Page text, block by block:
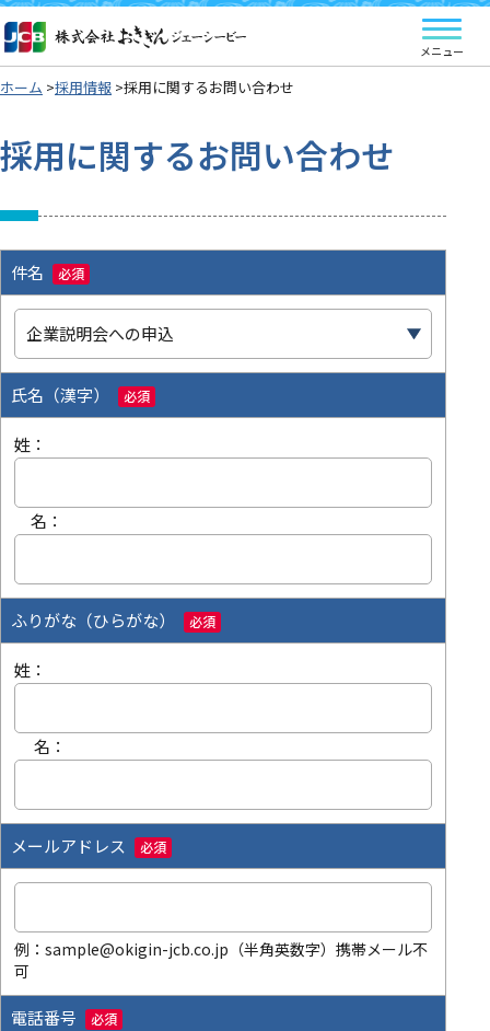
ホーム 採用情報 採用に関するお問い合わせ
採用に関するお問い合わせ
件名 必須
氏名（漢字） 必須
姓：
名：
ふりがな（ひらがな） 必須
姓：
名：
メールアドレス 必須
例：sample@okigin-jcb.co.jp（半角英数字）携帯メール不
可
電話番号 必須